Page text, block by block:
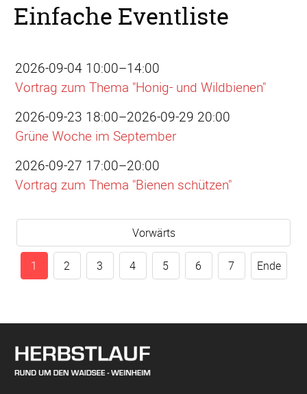
Einfache Eventliste
2026-09-04 10:00–14:00
Vortrag zum Thema "Honig- und Wildbienen"
2026-09-23 18:00–2026-09-29 20:00
Grüne Woche im September
2026-09-27 17:00–20:00
Vortrag zum Thema "Bienen schützen"
Vorwärts
1 2 3 4 5 6 7 Ende